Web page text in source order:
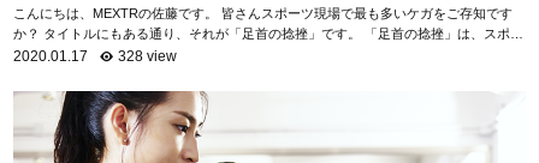
いケガ」
こんにちは、MEXTRの佐藤です。 皆さんスポーツ現場で最も多いケガをご存知です
か？ タイトルにもある通り、それが「足首の捻挫」です。 「足首の捻挫」は、スポー
ツ現場だけでなく日常生活におい...
2020.01.17 328 view